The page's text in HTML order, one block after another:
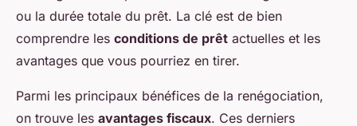
ou la durée totale du prêt. La clé est de bien
comprendre les conditions de prêt actuelles et les
avantages que vous pourriez en tirer.
Parmi les principaux bénéfices de la renégociation,
on trouve les avantages fiscaux. Ces derniers